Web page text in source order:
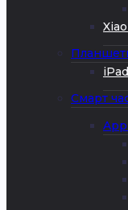
iPad
Смарт